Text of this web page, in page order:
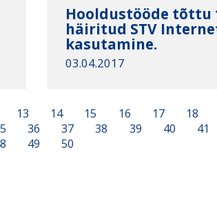
Hooldustööde tõttu
häiritud STV
kasutamine.
03.04.2017
13 14 15 16 17 18
36 37 38 39 40 41
49 50